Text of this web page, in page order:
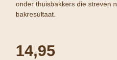
onder thuisbakkers die streven
bakresultaat.
14,95